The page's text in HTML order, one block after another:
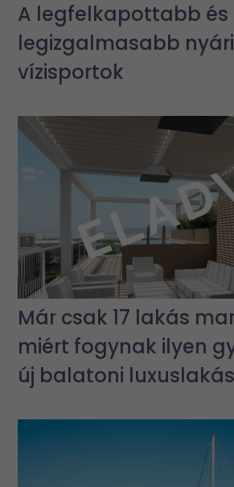
A legfelkapottabb és
legizgalmasabb nyári
vízisportok
Már csak 17 lakás
miért fogynak ilyen
új balatoni